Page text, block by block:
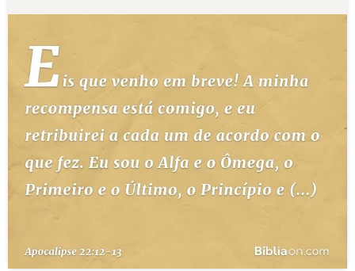
ESBOÇOS DE PREGAÇÃO
TEMAS
PERGUNTE À BÍBLIA
TERMO BÍBLICO JOGOS